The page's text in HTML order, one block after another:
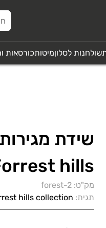
שולחנות לסלוןמיטותכורסאות
שידת מגירות
hills
מק"ט: forest-2
תגית: hills collection